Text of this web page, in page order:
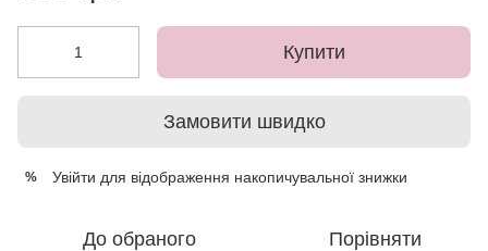
Купити
Замовити швидко
% Увійти для відображення накопичувальної знижки
До обраного Порівняти